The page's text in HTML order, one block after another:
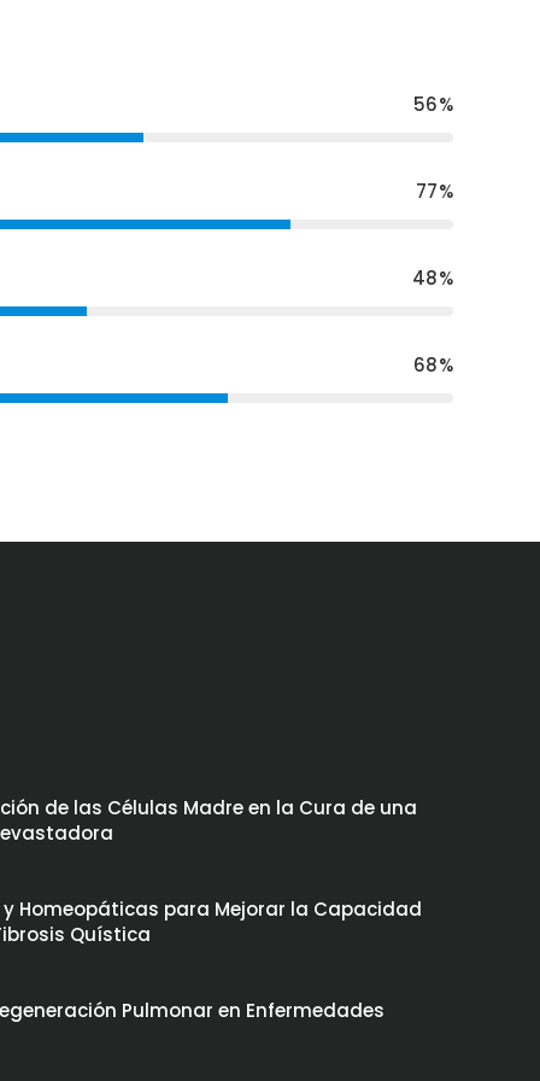
56
77
48
68
de las Células Madre en la Cura de una
Homeopáticas para Mejorar la Capacidad
Quística
Pulmonar en Enfermedades